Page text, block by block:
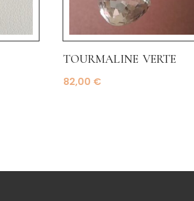
tourmaline verte
82,00 €